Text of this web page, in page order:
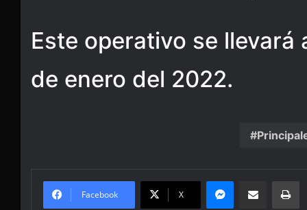
Este operativo se llevará
de enero del 2022.
Facebook X
Messenger
Share via Email